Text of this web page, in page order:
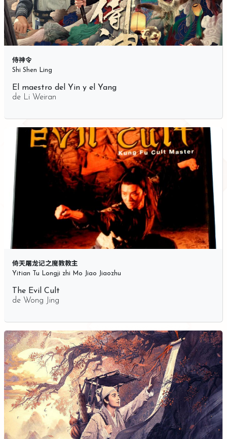
侍神令
Shi Shen Ling
El maestro del Yin y el Yang
de Li Weiran
倚天屠龙记之魔教教主
Yitian Tu Longji zhi Mo Jiao Jiaozhu
The Evil Cult
de Wong Jing